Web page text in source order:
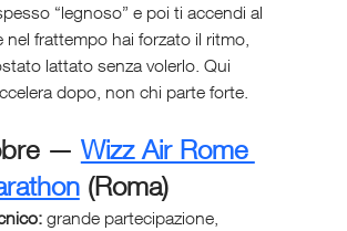
“legnoso” e poi ti accendi al
nel frattempo hai forzato il ritmo,
lattato senza volerlo. Qui
dopo, non chi parte forte.
— Wizz Air Rome
(Roma)
grande partecipazione,